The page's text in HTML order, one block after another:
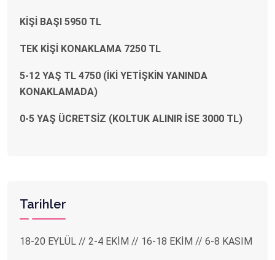
KİŞİ BAŞI 5950 TL
TEK KİŞİ KONAKLAMA 7250 TL
5-12 YAŞ TL 4750 (İKİ YETİŞKİN YANINDA
KONAKLAMADA)
0-5 YAŞ ÜCRETSİZ (KOLTUK ALINIR İSE 3000 TL)
Tarihler
18-20 EYLÜL // 2-4 EKİM // 16-18 EKİM // 6-8 KASIM